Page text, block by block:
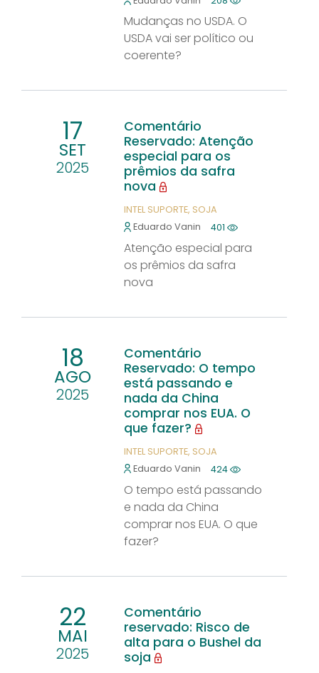
Mudanças no USDA. O
USDA vai ser político ou
coerente?
17
SET
2025
Comentário
Reservado: Atenção
especial para os
prêmios da safra
nova
INTEL SUPORTE SOJA
Eduardo Vanin
401
Atenção especial para
os prêmios da safra
nova
18
AGO
2025
Comentário
Reservado: O tempo
está passando e
nada da China
comprar nos EUA. O
que fazer?
INTEL SUPORTE SOJA
Eduardo Vanin
424
O tempo está passando
e nada da China
comprar nos EUA. O que
fazer?
22
MAI
2025
Comentário
reservado: Risco de
alta para o Bushel da
soja